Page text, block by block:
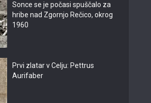
Sonce se je počasi spuščalo za
hribe nad Zgornjo Rečico, okrog
1960
Prvi zlatar v Celju: Pettrus
Aurifaber